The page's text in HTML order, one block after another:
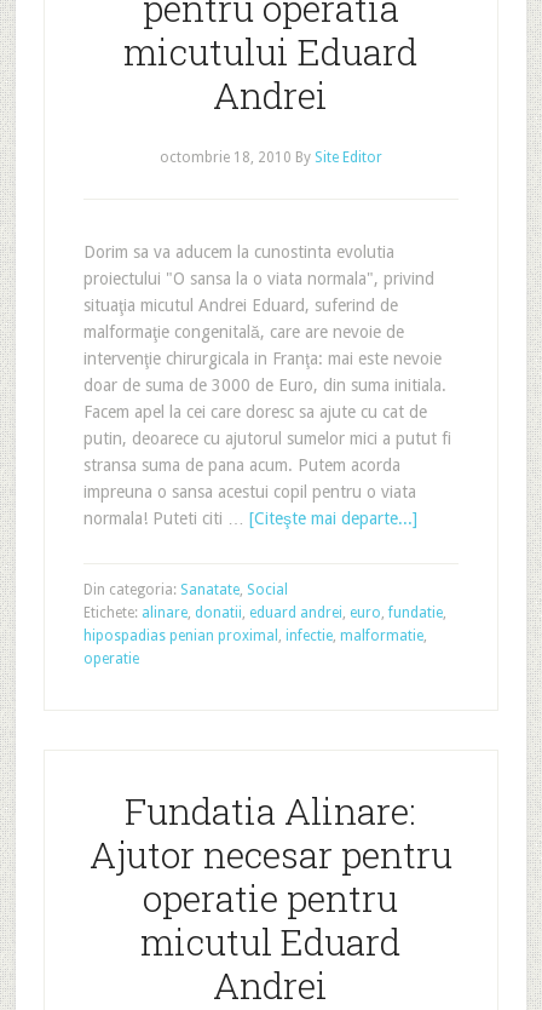
micutului Eduard
Andrei
octombrie 18, 2010 By Site Editor
Dorim sa va aducem la cunostinta evolutia
proiectului "O sansa la o viata normala", privind
situaţia micutul Andrei Eduard, suferind de
malformaţie congenitală, care are nevoie de
intervenţie chirurgicala in Franţa: mai este nevoie
doar de suma de 3000 de Euro, din suma initiala.
Facem apel la cei care doresc sa ajute cu cat de
putin, deoarece cu ajutorul sumelor mici a putut fi
stransa suma de pana acum. Putem acorda
impreuna o sansa acestui copil pentru o viata
normala! Puteti citi … [Citeşte mai departe...]
Din categoria: Sanatate, Social
Etichete: alinare, donatii, eduard andrei, euro,fundatie,
hipospadias penian proximal , infectie, malformatie,
operatie
Fundatia Alinare:
Ajutor necesar pentru
operatie pentru
micutul Eduard
Andrei